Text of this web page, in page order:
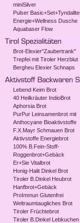
miniSilver
Pulser
Energie+Wellness Dusche
Aquabaser Flow
Brot-Elexier"Zaubertrank"
Trepfei mit Tiroler Herzblut
Bergheu Elexier Schnaps
Lebend Keim Brot
40 Heilkräuter IndioBrot
Aphorsia Brot
PurPur Leinsamenbrot mit
Anthocyane Bioaktivstoffe
F.X.Mayr Schmauen Brot
Aktivstoffe Energiebrot
100% B.Fein-Stoff-
Roggenbrot+Gebäck
Er+Sie Vitalbrot
Honig-Halit Dinkel Brot
Tiroler B.Dinkel Heubrot
Hanfbrot+Gebäck
ProImmun Glutenfrei
Weltraumtaugliches Brot
Tiroler Früchtebrot
Tiroler B.Dinkel Lebkuchen